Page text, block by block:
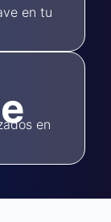
en tu
en